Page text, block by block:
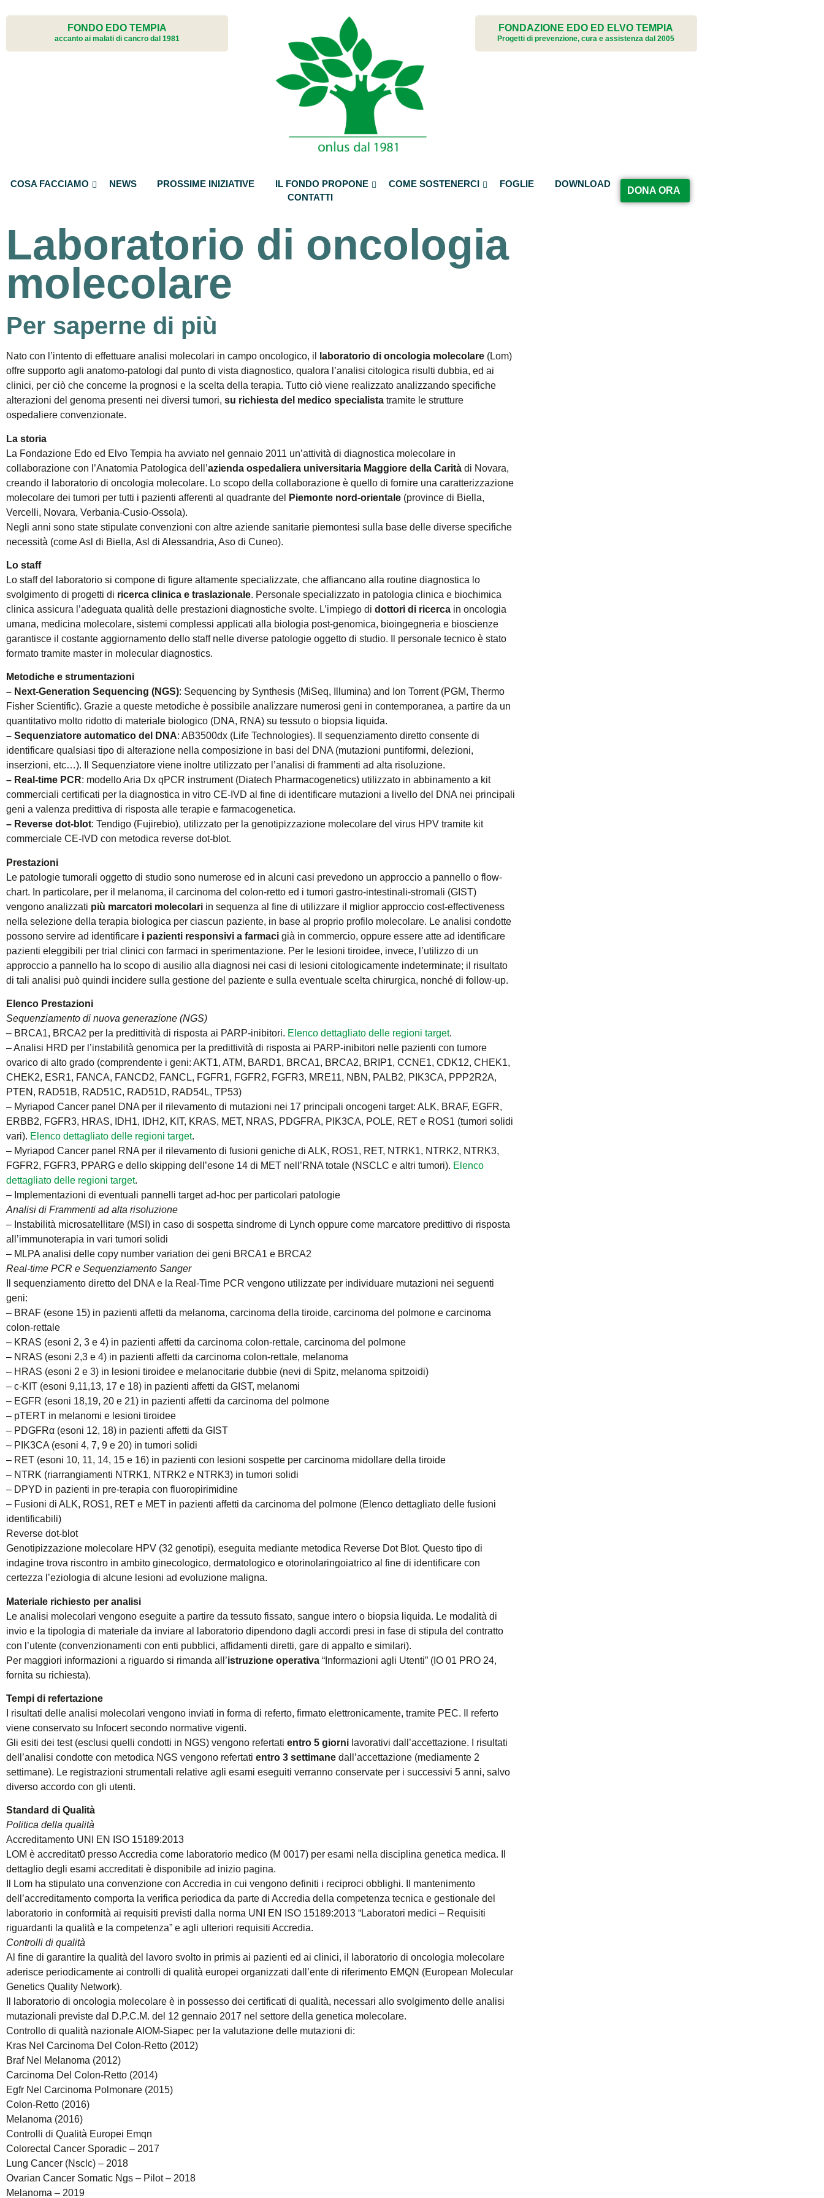
FONDO EDO TEMPIA
accanto ai malati di cancro dal 1981
FONDAZIONE EDO ED ELVO TEMPIA
Progetti di prevenzione, cura e assistenza dal 2005
COSA FACCIAMO NEWS PROSSIME INIZIATIVE IL FONDO PROPONE COME SOSTENERCI FOGLIE
DOWNLOAD
CONTATTI
DONA ORA
servizi per chi si è già ammalato
alimentazione
musicoterapia
Polizze assicurative
Versamenti con bollettino postale
Diventa sostenitore regolare
Laboratorio di oncologia
molecolare
Per saperne di più
Nato con l’intento di effettuare analisi molecolari in campo oncologico, il laboratorio di oncologia molecolare (Lom)
offre supporto agli anatomo-patologi dal punto di vista diagnostico, qualora l’analisi citologica risulti dubbia, ed ai
clinici, per ciò che concerne la prognosi e la scelta della terapia. Tutto ciò viene realizzato analizzando specifiche
alterazioni del genoma presenti nei diversi tumori, su richiesta del medico specialista tramite le strutture
ospedaliere convenzionate.
La storia
La Fondazione Edo ed Elvo Tempia ha avviato nel gennaio 2011 un’attività di diagnostica molecolare in
collaborazione con l’Anatomia Patologica dell’azienda ospedaliera universitaria Maggiore della Carità di Novara,
creando il laboratorio di oncologia molecolare. Lo scopo della collaborazione è quello di fornire una caratterizzazione
molecolare dei tumori per tutti i pazienti afferenti al quadrante del
Piemonte nord-orientale (province di Biella,
Vercelli, Novara, Verbania-Cusio-Ossola).
Negli anni sono state stipulate convenzioni con altre aziende sanitarie piemontesi sulla base delle diverse specifiche
necessità (come Asl di Biella, Asl di Alessandria, Aso di Cuneo).
Lo staff
Lo staff del laboratorio si compone di figure altamente specializzate, che affiancano alla routine diagnostica lo
svolgimento di progetti di ricerca clinica e traslazionale. Personale specializzato in patologia clinica e biochimica
clinica assicura l’adeguata qualità delle prestazioni diagnostiche svolte. L’impiego di dottori di ricerca in oncologia
umana, medicina molecolare, sistemi complessi applicati alla biologia post-genomica, bioingegneria e bioscienze
garantisce il costante aggiornamento dello staff nelle diverse patologie oggetto di studio. Il personale tecnico è stato
formato tramite master in molecular diagnostics.
Metodiche e strumentazioni
– Next-Generation Sequencing (NGS): Sequencing by Synthesis (MiSeq, Illumina) and Ion Torrent (PGM, Thermo
Fisher Scientific). Grazie a queste metodiche è possibile analizzare numerosi geni in contemporanea, a partire da un
quantitativo molto ridotto di materiale biologico (DNA, RNA) su tessuto o biopsia liquida.
– Sequenziatore automatico del DNA: AB3500dx (Life Technologies). Il sequenziamento diretto consente di
identificare qualsiasi tipo di alterazione nella composizione in basi del DNA (mutazioni puntiformi, delezioni,
inserzioni, etc…). Il Sequenziatore viene inoltre utilizzato per l’analisi di frammenti ad alta risoluzione.
– Real-time PCR: modello Aria Dx qPCR instrument (Diatech Pharmacogenetics) utilizzato in abbinamento a kit
commerciali certificati per la diagnostica in vitro CE-IVD al fine di identificare mutazioni a livello del DNA nei principali
geni a valenza predittiva di risposta alle terapie e farmacogenetica.
– Reverse dot-blot: Tendigo (Fujirebio), utilizzato per la genotipizzazione molecolare del virus HPV tramite kit
commerciale CE-IVD con metodica reverse dot-blot.
Prestazioni
Le patologie tumorali oggetto di studio sono numerose ed in alcuni casi prevedono un approccio a pannello o flow-
chart. In particolare, per il melanoma, il carcinoma del colon-retto ed i tumori gastro-intestinali-stromali (GIST)
vengono analizzati più marcatori molecolari in sequenza al fine di utilizzare il miglior approccio cost-effectiveness
nella selezione della terapia biologica per ciascun paziente, in base al proprio profilo molecolare. Le analisi condotte
possono servire ad identificare i pazienti responsivi a farmaci già in commercio, oppure essere atte ad identificare
pazienti eleggibili per trial clinici con farmaci in sperimentazione. Per le lesioni tiroidee, invece, l’utilizzo di un
approccio a pannello ha lo scopo di ausilio alla diagnosi nei casi di lesioni citologicamente indeterminate; il risultato
di tali analisi può quindi incidere sulla gestione del paziente e sulla eventuale scelta chirurgica, nonché di follow-up.
Elenco Prestazioni
Sequenziamento di nuova generazione (NGS)
– BRCA1, BRCA2 per la predittività di risposta ai PARP-inibitori. Elenco dettagliato delle regioni target.
– Analisi HRD per l’instabilità genomica per la predittività di risposta ai PARP-inibitori nelle pazienti con tumore
ovarico di alto grado (comprendente i geni: AKT1, ATM, BARD1, BRCA1, BRCA2, BRIP1, CCNE1, CDK12, CHEK1,
CHEK2, ESR1, FANCA, FANCD2, FANCL, FGFR1, FGFR2, FGFR3, MRE11, NBN, PALB2, PIK3CA, PPP2R2A,
PTEN, RAD51B, RAD51C, RAD51D, RAD54L, TP53)
– Myriapod Cancer panel DNA per il rilevamento di mutazioni nei 17 principali oncogeni target: ALK, BRAF, EGFR,
ERBB2, FGFR3, HRAS, IDH1, IDH2, KIT, KRAS, MET, NRAS, PDGFRA, PIK3CA, POLE, RET e ROS1 (tumori solidi
vari). Elenco dettagliato delle regioni target.
– Myriapod Cancer panel RNA per il rilevamento di fusioni geniche di ALK, ROS1, RET, NTRK1, NTRK2, NTRK3,
FGFR2, FGFR3, PPARG e dello skipping dell’esone 14 di MET nell’RNA totale (NSCLC e altri tumori). Elenco
dettagliato delle regioni target.
– Implementazioni di eventuali pannelli target ad-hoc per particolari patologie
Analisi di Frammenti ad alta risoluzione
– Instabilità microsatellitare (MSI) in caso di sospetta sindrome di Lynch oppure come marcatore predittivo di risposta
all’immunoterapia in vari tumori solidi
– MLPA analisi delle copy number variation dei geni BRCA1 e BRCA2
Real-time PCR e Sequenziamento Sanger
Il sequenziamento diretto del DNA e la Real-Time PCR vengono utilizzate per individuare mutazioni nei seguenti
geni:
– BRAF (esone 15) in pazienti affetti da melanoma, carcinoma della tiroide, carcinoma del polmone e carcinoma
colon-rettale
– KRAS (esoni 2, 3 e 4) in pazienti affetti da carcinoma colon-rettale, carcinoma del polmone
– NRAS (esoni 2,3 e 4) in pazienti affetti da carcinoma colon-rettale, melanoma
– HRAS (esoni 2 e 3) in lesioni tiroidee e melanocitarie dubbie (nevi di Spitz, melanoma spitzoidi)
– c-KIT (esoni 9,11,13, 17 e 18) in pazienti affetti da GIST, melanomi
– EGFR (esoni 18,19, 20 e 21) in pazienti affetti da carcinoma del polmone
– pTERT in melanomi e lesioni tiroidee
– PDGFRα (esoni 12, 18) in pazienti affetti da GIST
– PIK3CA (esoni 4, 7, 9 e 20) in tumori solidi
– RET (esoni 10, 11, 14, 15 e 16) in pazienti con lesioni sospette per carcinoma midollare della tiroide
– NTRK (riarrangiamenti NTRK1, NTRK2 e NTRK3) in tumori solidi
– DPYD in pazienti in pre-terapia con fluoropirimidine
– Fusioni di ALK, ROS1, RET e MET in pazienti affetti da carcinoma del polmone (Elenco dettagliato delle fusioni
identificabili)
Reverse dot-blot
Genotipizzazione molecolare HPV (32 genotipi), eseguita mediante metodica Reverse Dot Blot. Questo tipo di
indagine trova riscontro in ambito ginecologico, dermatologico e otorinolaringoiatrico al fine di identificare con
certezza l’eziologia di alcune lesioni ad evoluzione maligna.
Materiale richiesto per analisi
Le analisi molecolari vengono eseguite a partire da tessuto fissato, sangue intero o biopsia liquida. Le modalità di
invio e la tipologia di materiale da inviare al laboratorio dipendono dagli accordi presi in fase di stipula del contratto
con l’utente (convenzionamenti con enti pubblici, affidamenti diretti, gare di appalto e similari).
Per maggiori informazioni a riguardo si rimanda all’istruzione operativa “Informazioni agli Utenti” (IO 01 PRO 24,
fornita su richiesta).
Tempi di refertazione
I risultati delle analisi molecolari vengono inviati in forma di referto, firmato elettronicamente, tramite PEC. Il referto
viene conservato su Infocert secondo normative vigenti.
Gli esiti dei test (esclusi quelli condotti in NGS) vengono refertati entro 5 giorni lavorativi dall’accettazione. I risultati
dell’analisi condotte con metodica NGS vengono refertati entro 3 settimane dall’accettazione (mediamente 2
settimane). Le registrazioni strumentali relative agli esami eseguiti verranno conservate per i successivi 5 anni, salvo
diverso accordo con gli utenti.
Standard di Qualità
Politica della qualità
Accreditamento UNI EN ISO 15189:2013
LOM è accreditat0 presso Accredia come laboratorio medico (M 0017) per esami nella disciplina genetica medica. Il
dettaglio degli esami accreditati è disponibile ad inizio pagina.
Il Lom ha stipulato una convenzione con Accredia in cui vengono definiti i reciproci obblighi. Il mantenimento
dell’accreditamento comporta la verifica periodica da parte di Accredia della competenza tecnica e gestionale del
laboratorio in conformità ai requisiti previsti dalla norma UNI EN ISO 15189:2013 “Laboratori medici – Requisiti
riguardanti la qualità e la competenza” e agli ulteriori requisiti Accredia.
Controlli di qualità
Al fine di garantire la qualità del lavoro svolto in primis ai pazienti ed ai clinici, il laboratorio di oncologia molecolare
aderisce periodicamente ai controlli di qualità europei organizzati dall’ente di riferimento EMQN (European Molecular
Genetics Quality Network).
Il laboratorio di oncologia molecolare è in possesso dei certificati di qualità, necessari allo svolgimento delle analisi
mutazionali previste dal D.P.C.M. del 12 gennaio 2017 nel settore della genetica molecolare.
Controllo di qualità nazionale AIOM-Siapec per la valutazione delle mutazioni di:
Kras Nel Carcinoma Del Colon-Retto (2012)
Braf Nel Melanoma (2012)
Carcinoma Del Colon-Retto (2014)
Egfr Nel Carcinoma Polmonare (2015)
Colon-Retto (2016)
Melanoma (2016)
Controlli di Qualità Europei Emqn
Colorectal Cancer Sporadic – 2017
Lung Cancer (Nsclc) – 2018
Ovarian Cancer Somatic Ngs – Pilot – 2018
Melanoma – 2019